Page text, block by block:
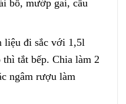
bổ, mướp gai, cẩu
liệu đi sắc với 1,5l
tắt bếp. Chia làm 2
ngâm rượu làm